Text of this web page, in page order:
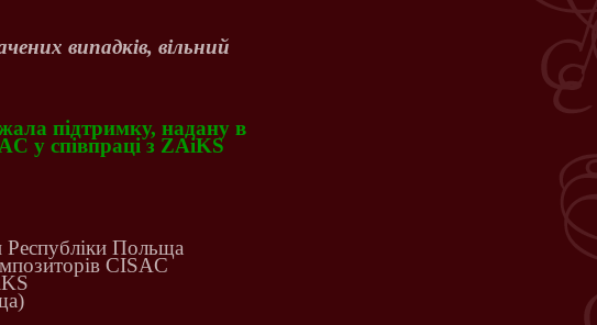
випадків, вільний
підтримку, надану в
у співпраці з ZAiKS
Республіки Польща
CISAC